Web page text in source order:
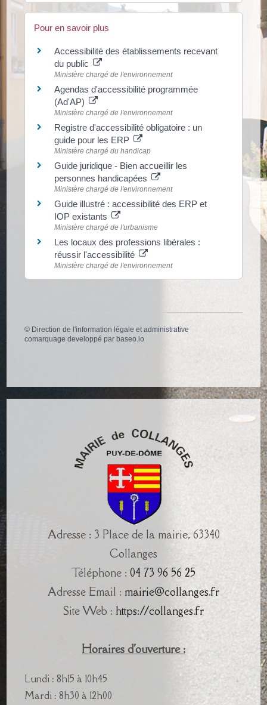
Pour en savoir plus
Accessibilité des établissements recevant
du public
Ministère chargé de l'environnement
Agendas d'accessibilité programmée
(Ad'AP)
Ministère chargé de l'environnement
Registre d'accessibilité obligatoire : un
guide pour les ERP
Ministère chargé du handicap
Guide juridique - Bien accueillir les
personnes handicapées
Ministère chargé de l'environnement
Guide illustré : accessibilité des ERP et
IOP existants
Ministère chargé de l'urbanisme
Les locaux des professions libérales :
réussir l'accessibilité
Ministère chargé de l'environnement
© Direction de l'information légale et administrative
comarquage developpé par baseo.io
Adresse : 3 Place de la mairie, 63340
Collanges
Téléphone : 04 73 96 56 25
Adresse Email : mairie@collanges.fr
Site Web : https://collanges.fr
Horaires d'ouverture :
Lundi : 8h15 à 10h45
Mardi : 8h30 à 12h00